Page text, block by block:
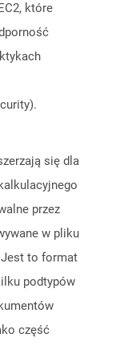
które
się dla
przez
w pliku
Jest to format
podtypów
część